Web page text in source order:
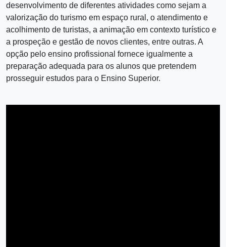
desenvolvimento de diferentes atividades como sejam a
valorização do turismo em espaço rural, o atendimento e
acolhimento de turistas, a animação em contexto turístico e
a prospeção e gestão de novos clientes, entre outras. A
opção pelo ensino profissional fornece igualmente a
preparação adequada para os alunos que pretendem
prosseguir estudos para o Ensino Superior.